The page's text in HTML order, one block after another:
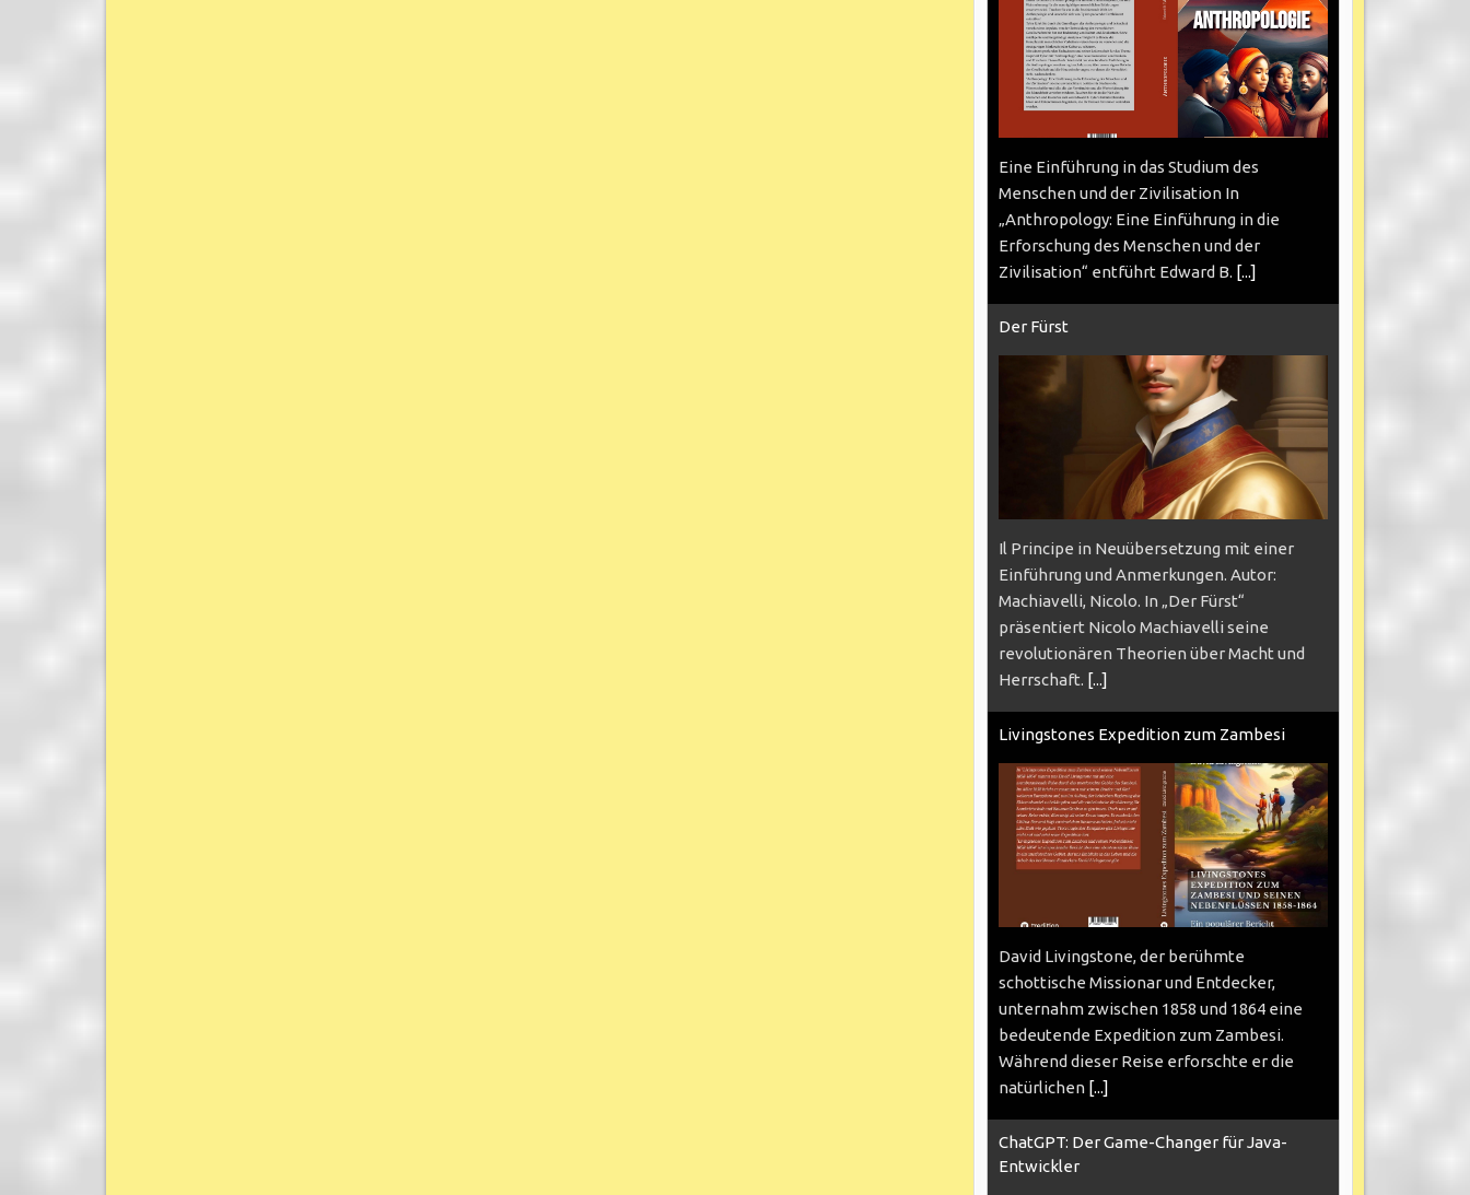
Eine Einführung in das Studium des
Menschen und der Zivilisation In
„Anthropology: Eine Einführung in die
Erforschung des Menschen und der
Zivilisation“ entführt Edward B. [...]
Der Fürst
Il Principe in Neuübersetzung mit einer
Einführung und Anmerkungen. Autor:
Machiavelli, Nicolo. In „Der Fürst“
präsentiert Nicolo Machiavelli seine
revolutionären Theorien über Macht und
Herrschaft. [...]
Livingstones Expedition zum Zambesi
David Livingstone, der berühmte
schottische Missionar und Entdecker,
unternahm zwischen 1858 und 1864 eine
bedeutende Expedition zum Zambesi.
Während dieser Reise erforschte er die
natürlichen [...]
ChatGPT: Der Game-Changer für Java-
Entwickler